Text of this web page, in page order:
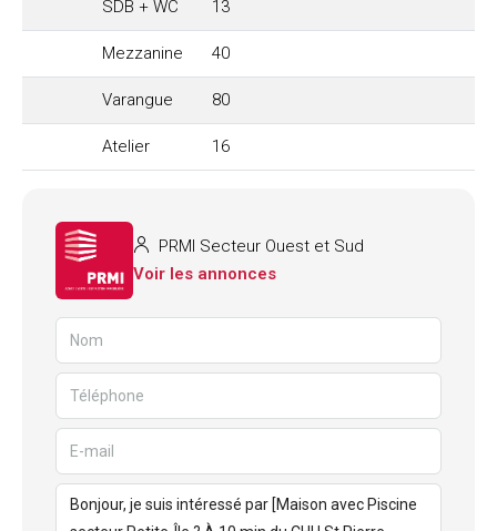
SDB + WC 13
Mezzanine 40
Varangue 80
Atelier 16
PRMI Secteur Ouest et Sud
Voir les annonces